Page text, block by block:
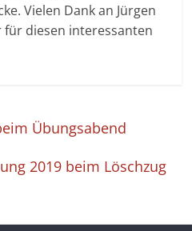
Vielen Dank an Jürgen
für diesen interessanten
Übungsabend
2019 beim Löschzug